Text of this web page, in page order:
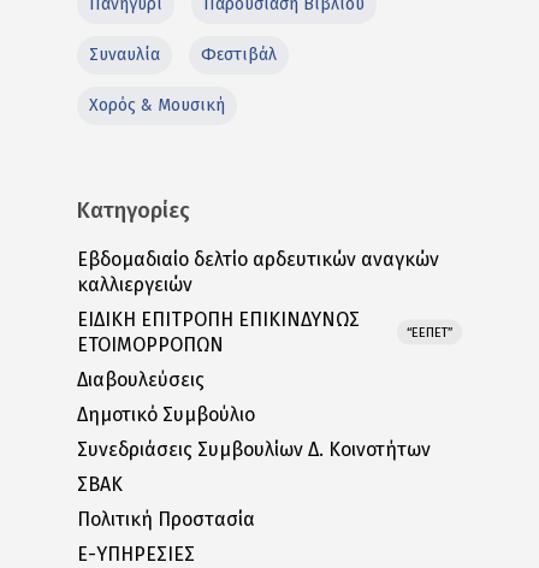
Πανηγύρι Παρουσιάση Βιβλίου
Συναυλία Φεστιβάλ
Χορός & Μουσική
Κατηγορίες
Εβδομαδιαίο δελτίο αρδευτικών αναγκών
καλλιεργειών
ΕΙΔΙΚΗ ΕΠΙΤΡΟΠΗ ΕΠΙΚΙΝΔΥΝΩΣ
ΕΤΟΙΜΟΡΡΟΠΩΝ
“ΕΕΠΕΤ”
Διαβουλεύσεις
Δημοτικό Συμβούλιο
Συνεδριάσεις Συμβουλίων Δ. Κοινοτήτων
ΣΒΑΚ
Πολιτική Προστασία
E-ΥΠΗΡΕΣΙΕΣ